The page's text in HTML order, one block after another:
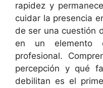
rapidez y
cuidar la presencia
de ser una cuestión
en un elemento
profesional.
percepción y qué
debilitan es el